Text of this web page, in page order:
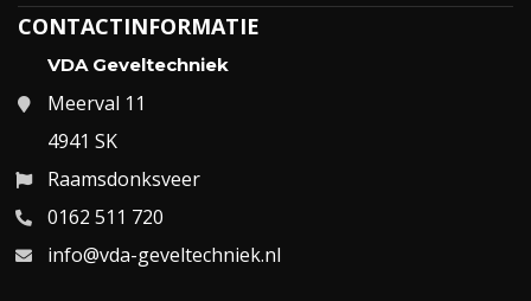
CONTACTINFORMATIE
VDA Geveltechniek
Meerval 11
4941 SK
Raamsdonksveer
0162 511 720
info@vda-geveltechniek.nl